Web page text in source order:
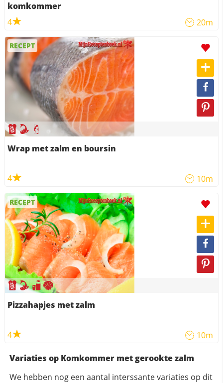
komkommer
4
20m
RECEPT
Wrap met zalm en boursin
4 10m
RECEPT
Pizzahapjes met zalm
4 10m
Variaties op Komkommer met gerookte zalm
We hebben nog een aantal interssante variaties op dit